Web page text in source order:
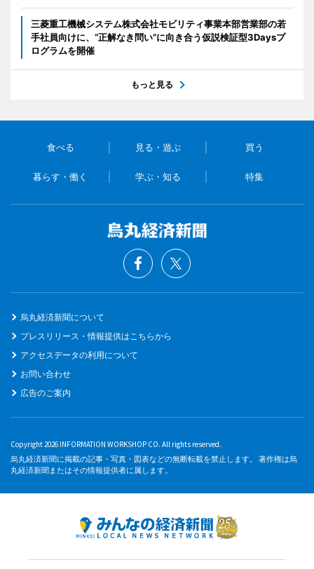
三菱重工機械システム株式会社モビリティ事業本部営業部の若
手社員向けに、“正解なき問い”に向き合う仮説検証型3Daysプ
ログラムを開催
もっと見る
食べる 見る・遊ぶ 買う
暮らす・働く 学ぶ・知る 特集
烏丸経済新聞について
プレスリリース・情報提供はこちらから
アクセスデータの利用について
お問い合わせ
広告のご案内
Copyright 2026 INFORMATION WORKSHOP CO. All rights reserved.
烏丸経済新聞に掲載の記事・写真・図表などの無断転載を禁止します。 著作権は烏
丸経済新聞またはその情報提供者に属します。